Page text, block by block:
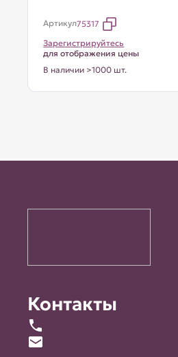
Артикул75317
Зарегистрируйтесь
для отображения цены
В наличии >1000 шт.
Контакты